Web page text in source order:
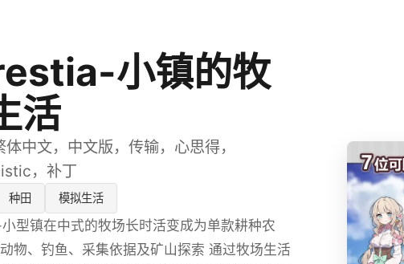
小镇的牧
活
体中文，中文版，传输，心思得，
，补丁
种田 模拟生活
型镇在中式的牧场长时活变成为单款耕种农
物、钓鱼、采集依据及矿山探索 通过牧场生活